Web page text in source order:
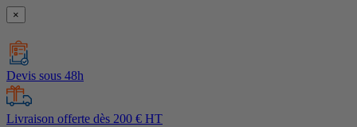
×
Devis sous 48h
Livraison offerte dès 200 € HT